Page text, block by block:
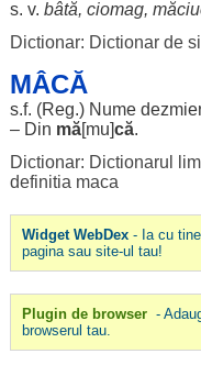
s. v. bâtă, ciomag,
Dictionar: Dictionar de
MÂCĂ
s.f. (Reg.) Nume
– Din mă[mu]că.
Dictionar: Dictionarul
definitia maca
Widget WebDex- Ia cu tine
pagina sau site-ul tau!
Plugin de browser -
browserul tau.